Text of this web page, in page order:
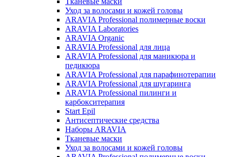
Уход за волосами и кожей головы
ARAVIA Professional полимерные воски
ARAVIA Laboratories
ARAVIA Organic
ARAVIA Professional для лица
ARAVIA Professional для маникюра и
педикюра
ARAVIA Professional для парафинотерапии
ARAVIA Professional для шугаринга
ARAVIA Professional пилинги и
карбокситерапия
Start Epil
Антисептические средства
Наборы ARAVIA
Тканевые маски
Уход за волосами и кожей головы